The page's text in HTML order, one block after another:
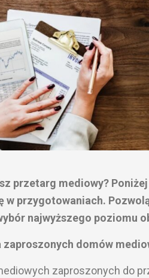
przetarg mediowy?
w przygotowaniach.
najwyższego poziomu
zaproszonych domów
zaproszonych do